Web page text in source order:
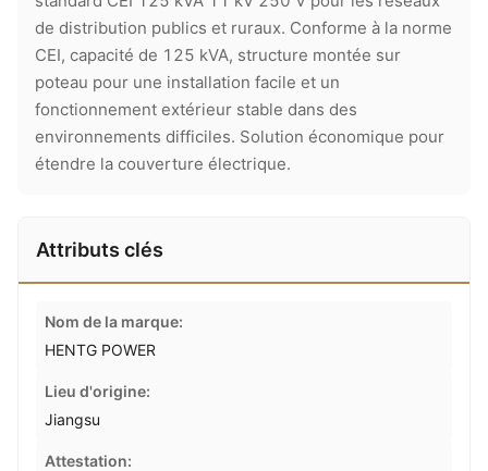
de distribution publics et ruraux. Conforme à la norme
CEI, capacité de 125 kVA, structure montée sur
poteau pour une installation facile et un
fonctionnement extérieur stable dans des
environnements difficiles. Solution économique pour
étendre la couverture électrique.
Attributs clés
Nom de la marque:
HENTG POWER
Lieu d'origine:
Jiangsu
Attestation: